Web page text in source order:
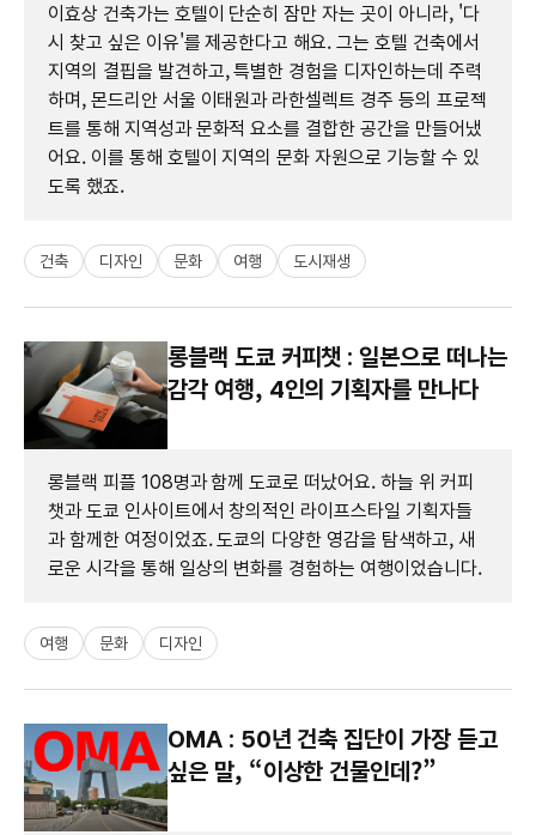
이효상 건축가는 호텔이 단순히 잠만 자는 곳이 아니라, '다
시 찾고 싶은 이유'를 제공한다고 해요. 그는 호텔 건축에서
지역의 결핍을 발견하고, 특별한 경험을 디자인하는데 주력
하며, 몬드리안 서울 이태원과 라한셀렉트 경주 등의 프로젝
트를 통해 지역성과 문화적 요소를 결합한 공간을 만들어냈
어요. 이를 통해 호텔이 지역의 문화 자원으로 기능할 수 있
도록 했죠.
건축 디자인 문화 여행 도시재생
롱블랙 도쿄 커피챗 : 일본으로 떠나는
감각 여행, 4인의 기획자를 만나다
롱블랙 피플 108명과 함께 도쿄로 떠났어요. 하늘 위 커피
챗과 도쿄 인사이트에서 창의적인 라이프스타일 기획자들
과 함께한 여정이었죠. 도쿄의 다양한 영감을 탐색하고, 새
로운 시각을 통해 일상의 변화를 경험하는 여행이었습니다.
여행 문화 디자인
OMA : 50년 건축 집단이 가장 듣고
싶은 말, “이상한 건물인데?”